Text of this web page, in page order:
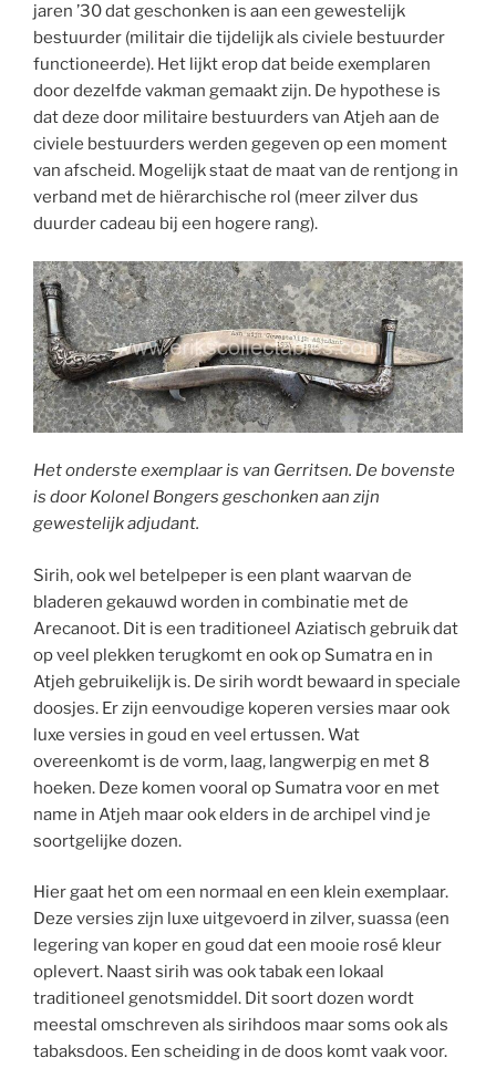
jaren ’30 dat geschonken is aan een gewestelijk
bestuurder (militair die tijdelijk als civiele bestuurder
functioneerde). Het lijkt erop dat beide exemplaren
door dezelfde vakman gemaakt zijn. De hypothese is
dat deze door militaire bestuurders van Atjeh aan de
civiele bestuurders werden gegeven op een moment
van afscheid. Mogelijk staat de maat van de rentjong in
verband met de hiërarchische rol (meer zilver dus
duurder cadeau bij een hogere rang).
Het onderste exemplaar is van Gerritsen. De bovenste
is door Kolonel Bongers geschonken aan zijn
gewestelijk adjudant.
Sirih, ook wel betelpeper is een plant waarvan de
bladeren gekauwd worden in combinatie met de
Arecanoot. Dit is een traditioneel Aziatisch gebruik dat
op veel plekken terugkomt en ook op Sumatra en in
Atjeh gebruikelijk is. De sirih wordt bewaard in speciale
doosjes. Er zijn eenvoudige koperen versies maar ook
luxe versies in goud en veel ertussen. Wat
overeenkomt is de vorm, laag, langwerpig en met 8
hoeken. Deze komen vooral op Sumatra voor en met
name in Atjeh maar ook elders in de archipel vind je
soortgelijke dozen.
Hier gaat het om een normaal en een klein exemplaar.
Deze versies zijn luxe uitgevoerd in zilver, suassa (een
legering van koper en goud dat een mooie rosé kleur
oplevert. Naast sirih was ook tabak een lokaal
traditioneel genotsmiddel. Dit soort dozen wordt
meestal omschreven als sirihdoos maar soms ook als
tabaksdoos. Een scheiding in de doos komt vaak voor.